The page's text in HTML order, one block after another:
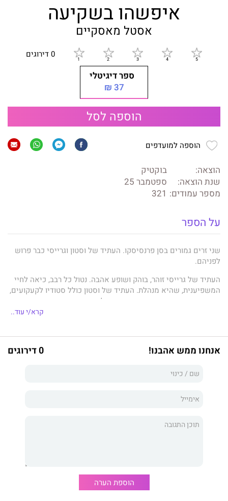
איפשהו בשקיעה
אסטל מאסקיים
0 דירוגים
ספר דיגיטלי
37 ₪
הוספה לסל
הוספה למועדפים
הוצאה:
בוקטיק
שנת הוצאה:
ספטמבר 25
מספר עמודים: 321
על הספר
שני זרים גמורים בסן פרנסיסקו. העתיד של וסטון וגרייסי כבר פרוש
לפניהם.
העתיד של גרייסי זוהר, בוהק ושופע אהבה. נטול כל רבב, כיאה לחיי
המשפיענית, שהיא מנהלת. העתיד של וסטון כולל סטודיו לקעקועים,
ביקור בבר הקבוע והשגת תג השוטר שלו. הוא בחור קשוח. זה מה
הבחור שהבטיח לה את הנצח. בעוד וסטון מבין שהוא מעולם לא
משקאות נשפכים, אגרופים מונפים ודמעות מכוערות זולגות במושב
העתיד של וסטון וגרייסי לוט בערפל, ושניהם מתחילים להתקרב זה
כישורי חיים ויצירת חיבור שיגרמו לליבכם לעצור מלכת.
קרא/י עוד..
אנחנו ממש אהבנו! 0 דירוגים
הוספת הערה